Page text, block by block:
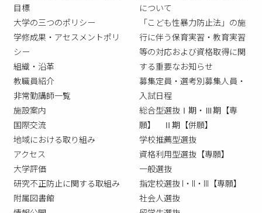
目標
大学の三つのポリシー
学修成果・アセスメントポリ
シー
組織・沿革
教職員紹介
非常勤講師一覧
施設案内
国際交流
地域における取り組み
アクセス
大学評価
研究不正防止に関する取組み
附属図書館
について
「こども性暴力防止法」の施
行に伴う保育実習・教育実習
等の対応および資格取得に関
する重要なお知らせ
募集定員・選考別募集人員・
入試日程
総合型選抜Ⅰ期・Ⅲ期【専
願】 Ⅱ期【併願】
学校推薦型選抜
資格利用型選抜【専願】
一般選抜
指定校選抜 I・II・III【専願】
社会人選抜